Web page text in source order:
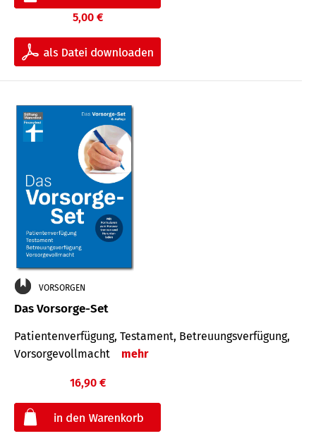
5,00 €
VORSORGEN
Das Vorsorge-Set
Patienten­ver­fügung, Testa­ment, Be­treuungs­verfü­gung,
Vor­sorge­voll­macht
mehr
16,90 €